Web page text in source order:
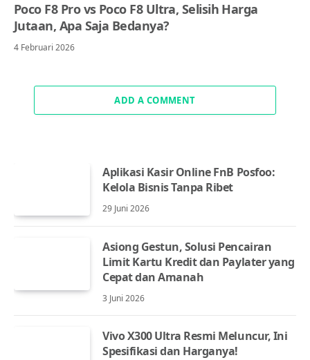
Poco F8 Pro vs Poco F8 Ultra, Selisih Harga
Jutaan, Apa Saja Bedanya?
4 Februari 2026
ADD A COMMENT
Aplikasi Kasir Online FnB Posfoo:
Kelola Bisnis Tanpa Ribet
29 Juni 2026
Asiong Gestun, Solusi Pencairan
Limit Kartu Kredit dan Paylater yang
Cepat dan Amanah
3 Juni 2026
Vivo X300 Ultra Resmi Meluncur, Ini
Spesifikasi dan Harganya!